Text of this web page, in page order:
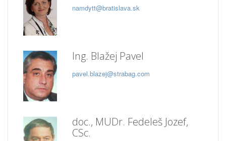
namdytt@bratislava.sk
Ing. Blažej Pavel
pavel.blazej@strabag.com
doc., MUDr. Fedeleš Jozef,
CSc.